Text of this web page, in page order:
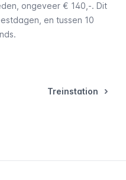
ongeveer € 140,-. Dit
en tussen 10
Treinstation